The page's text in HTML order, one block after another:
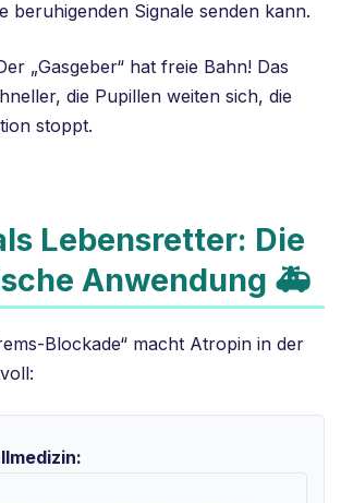
beruhigenden Signale senden kann.
„Gasgeber“ hat freie Bahn! Das
die Pupillen weiten sich, die
stoppt.
Lebensretter: Die
Anwendung 🚑
Blockade“ macht Atropin in der